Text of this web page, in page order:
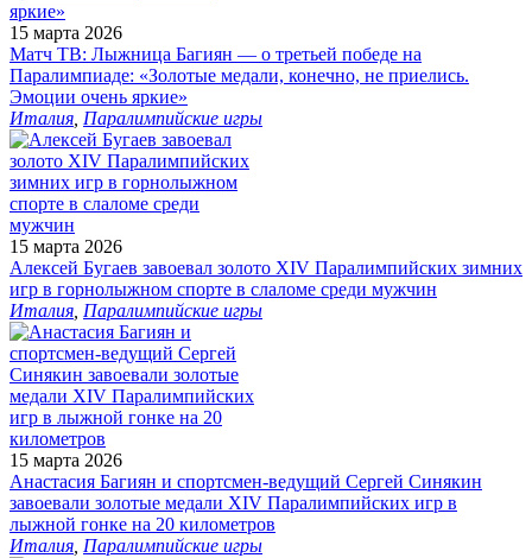
15 марта 2026
Матч ТВ: Лыжница Багиян — о третьей победе на
Паралимпиаде: «Золотые медали, конечно, не приелись.
Эмоции очень яркие»
Италия Паралимпийские игры
15 марта 2026
Алексей Бугаев завоевал золото XIV Паралимпийских зимних
игр в горнолыжном спорте в слаломе среди мужчин
Италия Паралимпийские игры
15 марта 2026
Анастасия Багиян и спортсмен-ведущий Сергей Синякин
завоевали золотые медали XIV Паралимпийских игр в
лыжной гонке на 20 километров
Италия Паралимпийские игры